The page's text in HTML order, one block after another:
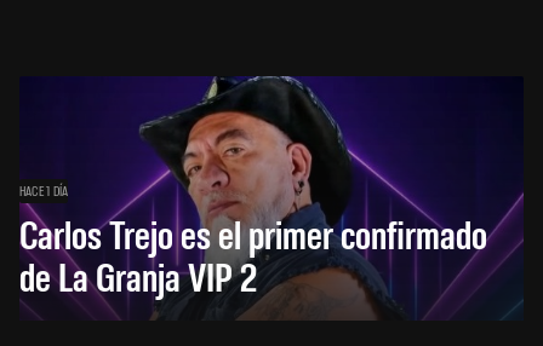
HACE 1 DÍA
Carlos Trejo es el primer confirmado
de La Granja VIP 2